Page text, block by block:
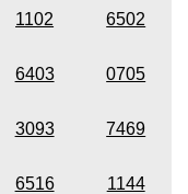
1102 6502
6403 0705
3093 7469
6516 1144